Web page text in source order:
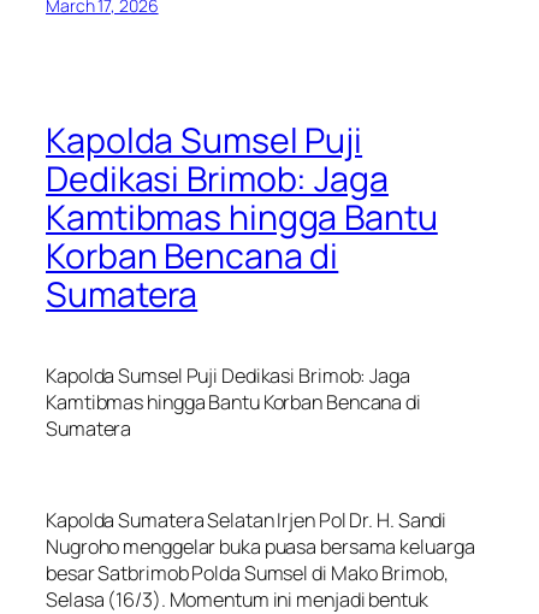
March 17, 2026
Kapolda Sumsel Puji
Dedikasi Brimob: Jaga
Kamtibmas hingga Bantu
Korban Bencana di
Sumatera
Kapolda Sumsel Puji Dedikasi Brimob: Jaga
Kamtibmas hingga Bantu Korban Bencana di
Sumatera
Kapolda Sumatera Selatan Irjen Pol Dr. H. Sandi
Nugroho menggelar buka puasa bersama keluarga
besar Satbrimob Polda Sumsel di Mako Brimob,
Selasa (16/3). Momentum ini menjadi bentuk